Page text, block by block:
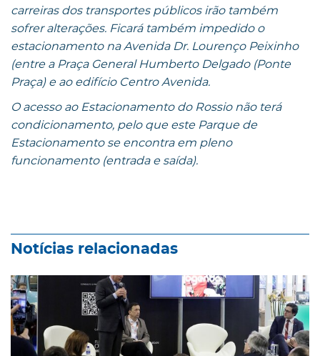
carreiras dos transportes públicos irão também
sofrer alterações. Ficará também impedido o
estacionamento na Avenida Dr. Lourenço Peixinho
(entre a Praça General Humberto Delgado (Ponte
Praça) e ao edifício Centro Avenida.
O acesso ao Estacionamento do Rossio não terá
condicionamento, pelo que este Parque de
Estacionamento se encontra em pleno
funcionamento (entrada e saída).
Notícias relacionadas